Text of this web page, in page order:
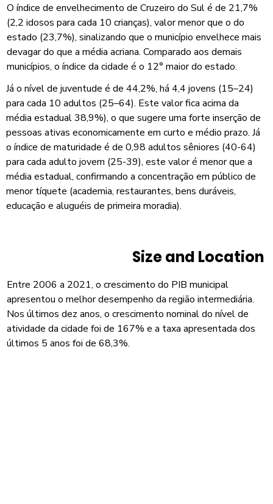
O índice de envelhecimento de Cruzeiro do Sul é de 21,7%
(2,2 idosos para cada 10 crianças), valor menor que o do
estado (23,7%), sinalizando que o município envelhece mais
devagar do que a média acriana. Comparado aos demais
municípios, o índice da cidade é o 12° maior do estado.
Já o nível de juventude é de 44,2%, há 4,4 jovens (15–24)
para cada 10 adultos (25–64). Este valor fica acima da
média estadual 38,9%), o que sugere uma forte inserção de
pessoas ativas economicamente em curto e médio prazo. Já
o índice de maturidade é de 0,98 adultos sêniores (40-64)
para cada adulto jovem (25-39), este valor é menor que a
média estadual, confirmando a concentração em público de
menor tíquete (academia, restaurantes, bens duráveis,
educação e aluguéis de primeira moradia).
Size and Location
Entre 2006 a 2021, o crescimento do PIB municipal
apresentou o melhor desempenho da região intermediária.
Nos últimos dez anos, o crescimento nominal do nível de
atividade da cidade foi de 167% e a taxa apresentada dos
últimos 5 anos foi de 68,3%.